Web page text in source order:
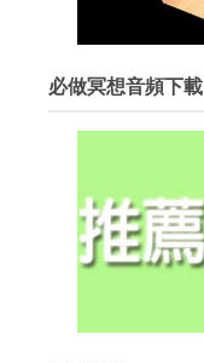
必做冥想音頻下載